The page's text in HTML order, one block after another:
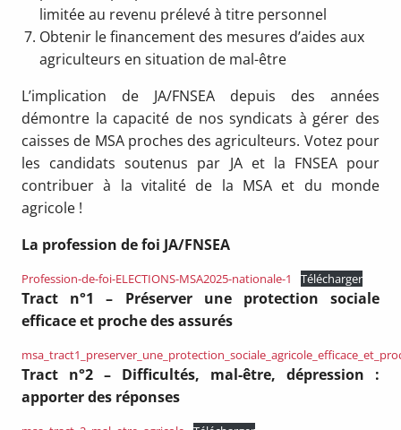
limitée au revenu prélevé à titre personnel
Obtenir le financement des mesures d’aides aux
agriculteurs en situation de mal-être
L’implication de JA/FNSEA depuis des années
démontre la capacité de nos syndicats à gérer des
caisses de MSA proches des agriculteurs. Votez pour
les candidats soutenus par JA et la FNSEA pour
contribuer à la vitalité de la MSA et du monde
agricole !
La profession de foi JA/FNSEA
Profession-de-foi-ELECTIONS-MSA2025-nationale-1 Télécharger
Tract n°1 – Préserver une protection sociale
efficace et proche des assurés
Tract n°2 – Difficultés, mal-être, dépression :
apporter des réponses